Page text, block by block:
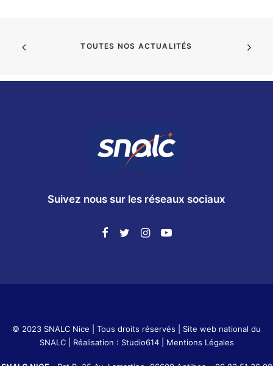
TOUTES NOS ACTUALITÉS
Suivez nous sur les réseaux sociaux
© 2023 SNALC Nice | Tous droits réservés | Site web national du
SNALC| Réalisation : Studio614| Mentions Légales